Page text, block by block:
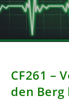
CF261 –
den Berg